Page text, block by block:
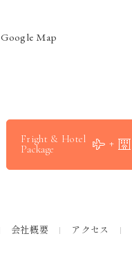
Google Map
Fright & Hotel
Package
会社概要 アクセス